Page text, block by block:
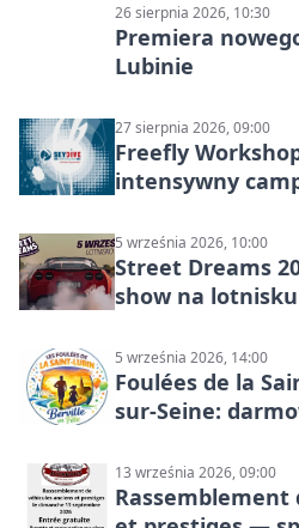
26 sierpnia 2026, 10:30
Premiera
Lubinie
27 sierpnia 2026, 09:00
Freefly
intensywny
5 września 2026, 10:00
Street Dreams
show na
5 września 2026, 14:00
Foulées de la
sur-Seine:
13 września 2026, 09:00
Rassemblement